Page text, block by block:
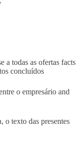
a todas as ofertas facts
concluídos
o empresário and
o texto das presentes